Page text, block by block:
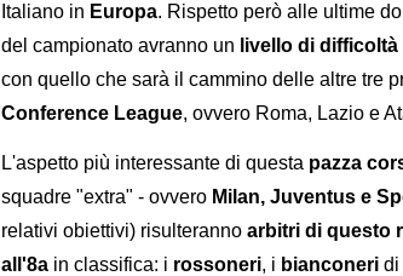
Italiano in Europa. Rispetto però alle ultime
del campionato avranno un livello di
con quello che sarà il cammino delle altre tre
Conference League, ovvero Roma, Lazio e
L'aspetto più interessante di questa pazza
squadre "extra" - ovvero Milan, Juventus e
relativi obiettivi) risulteranno arbitri di questo
all'8a in classifica: i rossoneri, i bianconeri di